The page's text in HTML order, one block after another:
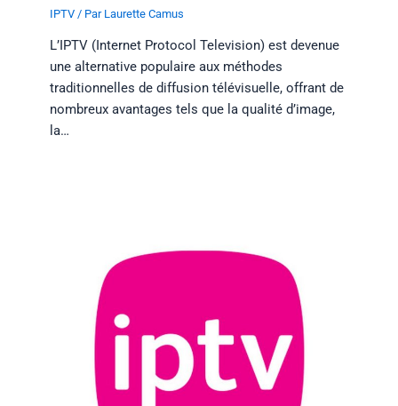
IPTV / Par Laurette Camus
L’IPTV (Internet Protocol Television) est devenue
une alternative populaire aux méthodes
traditionnelles de diffusion télévisuelle, offrant de
nombreux avantages tels que la qualité d’image,
la…